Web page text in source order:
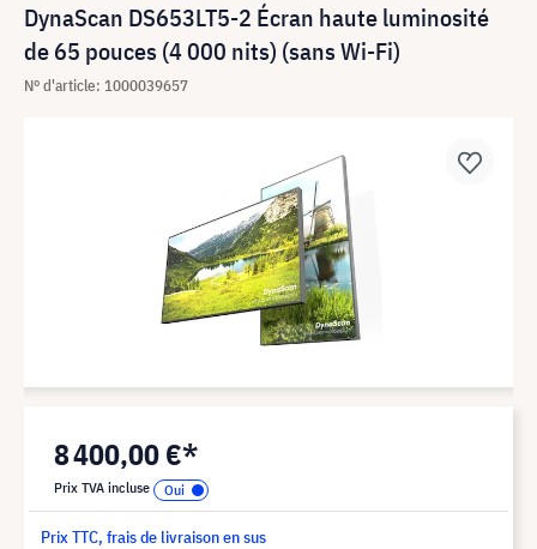
DynaScan DS653LT5-2 Écran haute luminosité
de 65 pouces (4 000 nits) (sans Wi-Fi)
N° d'article: 1000039657
8 400,00 €*
Prix TVA incluse
Prix TTC, frais de livraison en sus